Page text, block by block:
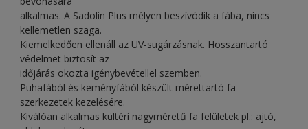
alkalmas. A Sadolin Plus mélyen beszívódik a fába, nincs
kellemetlen szaga.
Kiemelkedően ellenáll az UV-sugárzásnak. Hosszantartó
védelmet biztosít az
időjárás okozta igénybevétellel szemben.
Puhafából és keményfából készült mérettartó fa
szerkezetek kezelésére.
Kiválóan alkalmas kültéri nagyméretű fa felületek pl.: ajtó,